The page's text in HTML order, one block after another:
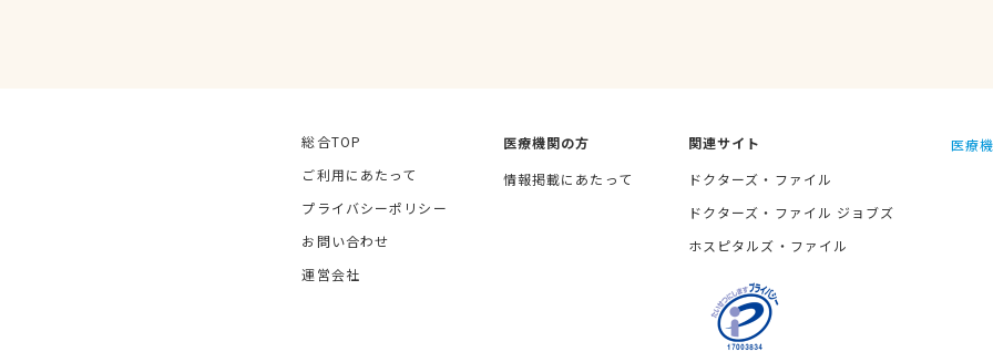
総合TOP
ご利用にあたって
プライバシーポリシー
お問い合わせ
運営会社
医療機関の方
情報掲載にあたって
関連サイト
ドクターズ・ファイル
ドクターズ・ファイル ジョブズ
ホスピタルズ・ファイル
医療